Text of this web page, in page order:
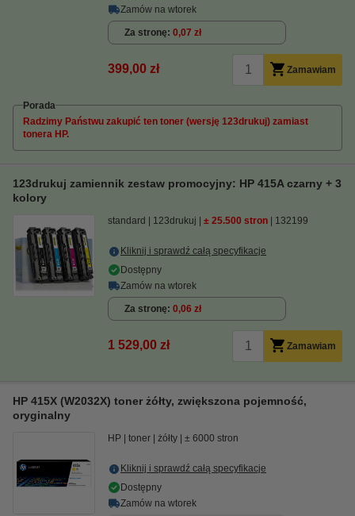
Zamów na wtorek
Za stronę 0,07 zł
399,00 zł Zamawiam
Porada
Radzimy Państwu zakupić ten toner (wersję 123drukuj) zamiast
tonera HP.
123drukuj zamiennik zestaw promocyjny: HP 415A czarny + 3
kolory
standard 123drukuj ± 25.500 stron 132199
Kliknij i sprawdź całą specyfikacje
Dostępny
Zamów na wtorek
Za stronę 0,06 zł
1 529,00 zł Zamawiam
HP 415X (W2032X) toner żółty, zwiększona pojemność,
oryginalny
HP toner żółty ± 6000 stron
Kliknij i sprawdź całą specyfikacje
Dostępny
Zamów na wtorek